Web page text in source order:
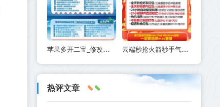
苹果多开二宝_修改步数版本-支持修改桌面logo和名字 云端秒抢火箭秒手气最佳提示-自动秒抢好友红包-抢群聊红包-接收转账-抢包后自动@发包人
热评文章